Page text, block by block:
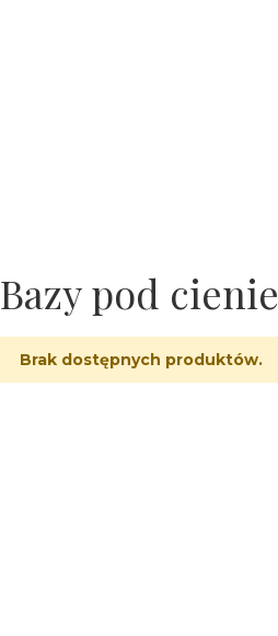
Bazy pod cienie
Brak dostępnych produktów.